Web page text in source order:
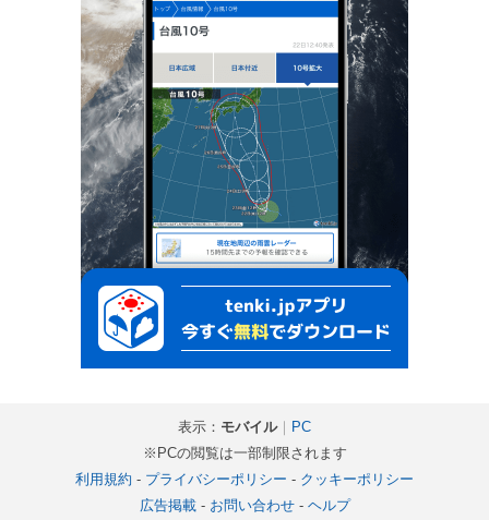
表示： モバイル｜ PC
※PCの閲覧は一部制限されます
利用規約 - プライバシーポリシー - クッキーポリシー
広告掲載- お問い合わせ- ヘルプ